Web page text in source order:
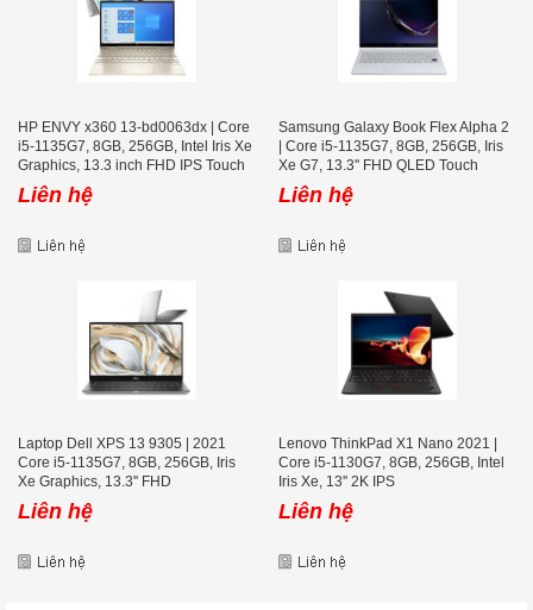
HP ENVY x360 13-bd0063dx | Core
i5-1135G7, 8GB, 256GB, Intel Iris Xe
Graphics, 13.3 inch FHD IPS Touch
Screen
Liên hệ
Samsung Galaxy Book Flex Alpha 2
| Core i5-1135G7, 8GB, 256GB, Iris
Xe G7, 13.3'' FHD QLED Touch
Liên hệ
Laptop Dell XPS 13 9305 | 2021
Core i5-1135G7, 8GB, 256GB, Iris
Xe Graphics, 13.3'' FHD
Liên hệ
Lenovo ThinkPad X1 Nano 2021 |
Core i5-1130G7, 8GB, 256GB, Intel
Iris Xe, 13'' 2K IPS
Liên hệ